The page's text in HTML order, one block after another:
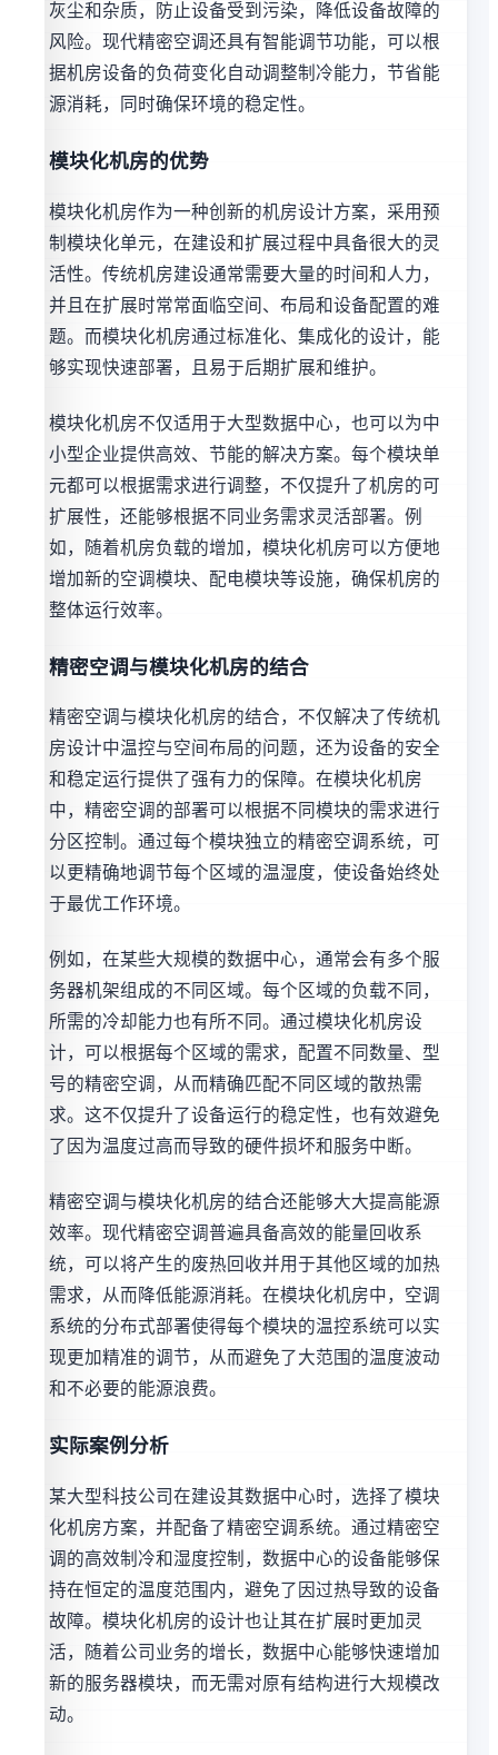
灰尘和杂质，防止设备受到污染，降低设备故障的
风险。现代精密空调还具有智能调节功能，可以根
据机房设备的负荷变化自动调整制冷能力，节省能
源消耗，同时确保环境的稳定性。
模块化机房的优势
模块化机房作为一种创新的机房设计方案，采用预
制模块化单元，在建设和扩展过程中具备很大的灵
活性。传统机房建设通常需要大量的时间和人力，
并且在扩展时常常面临空间、布局和设备配置的难
题。而模块化机房通过标准化、集成化的设计，能
够实现快速部署，且易于后期扩展和维护。
模块化机房不仅适用于大型数据中心，也可以为中
小型企业提供高效、节能的解决方案。每个模块单
元都可以根据需求进行调整，不仅提升了机房的可
扩展性，还能够根据不同业务需求灵活部署。例
如，随着机房负载的增加，模块化机房可以方便地
增加新的空调模块、配电模块等设施，确保机房的
整体运行效率。
精密空调与模块化机房的结合
精密空调与模块化机房的结合，不仅解决了传统机
房设计中温控与空间布局的问题，还为设备的安全
和稳定运行提供了强有力的保障。在模块化机房
中，精密空调的部署可以根据不同模块的需求进行
分区控制。通过每个模块独立的精密空调系统，可
以更精确地调节每个区域的温湿度，使设备始终处
于最优工作环境。
例如，在某些大规模的数据中心，通常会有多个服
务器机架组成的不同区域。每个区域的负载不同，
所需的冷却能力也有所不同。通过模块化机房设
计，可以根据每个区域的需求，配置不同数量、型
号的精密空调，从而精确匹配不同区域的散热需
求。这不仅提升了设备运行的稳定性，也有效避免
了因为温度过高而导致的硬件损坏和服务中断。
精密空调与模块化机房的结合还能够大大提高能源
效率。现代精密空调普遍具备高效的能量回收系
统，可以将产生的废热回收并用于其他区域的加热
需求，从而降低能源消耗。在模块化机房中，空调
系统的分布式部署使得每个模块的温控系统可以实
现更加精准的调节，从而避免了大范围的温度波动
和不必要的能源浪费。
实际案例分析
某大型科技公司在建设其数据中心时，选择了模块
化机房方案，并配备了精密空调系统。通过精密空
调的高效制冷和湿度控制，数据中心的设备能够保
持在恒定的温度范围内，避免了因过热导致的设备
故障。模块化机房的设计也让其在扩展时更加灵
活，随着公司业务的增长，数据中心能够快速增加
新的服务器模块，而无需对原有结构进行大规模改
动。